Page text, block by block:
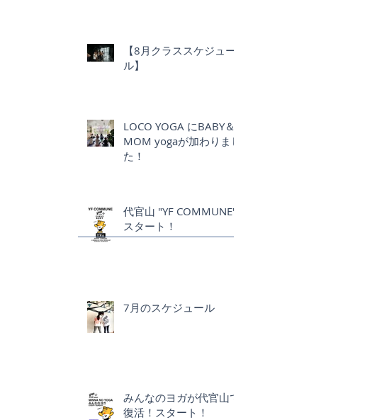
【8月クラススケジュー
ル】
LOCO YOGA にBABY＆
MOM yogaが加わりまし
た！
代官山 "YF COMMUNE"
スタート！
7月のスケジュール
みんなのヨガが代官山で
復活！スタート！